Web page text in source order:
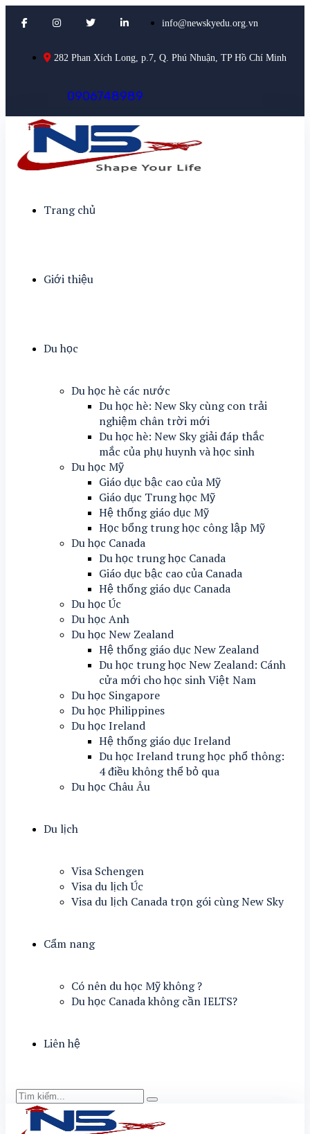
info@newskyedu.org.vn
282 Phan Xích Long, p.7, Q. Phú Nhuận, TP Hồ Chí Minh
0906748989
Trang chủ
Giới thiệu
Du học
Du học hè các nước
Du học hè: New Sky cùng con trải
nghiệm chân trời mới
Du học hè: New Sky giải đáp thắc
mắc của phụ huynh và học sinh
Du học Mỹ
Giáo dục bậc cao của Mỹ
Giáo dục Trung học Mỹ
Hệ thống giáo dục Mỹ
Học bổng trung học công lập Mỹ
Du học Canada
Du học trung học Canada
Giáo dục bậc cao của Canada
Hệ thống giáo dục Canada
Du học Úc
Du học Anh
Du học New Zealand
Hệ thống giáo dục New Zealand
Du học trung học New Zealand: Cánh
cửa mới cho học sinh Việt Nam
Du học Singapore
Du học Philippines
Du học Ireland
Hệ thống giáo dục Ireland
Du học Ireland trung học phổ thông:
4 điều không thể bỏ qua
Du học Châu Âu
Du lịch
Visa Schengen
Visa du lịch Úc
Visa du lịch Canada trọn gói cùng New Sky
Cẩm nang
Có nên du học Mỹ không ?
Du học Canada không cần IELTS?
Liên hệ